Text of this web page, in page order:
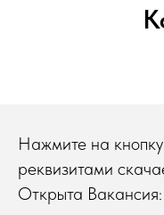
Нажмите на
реквизитами
Открыта Вакансия: